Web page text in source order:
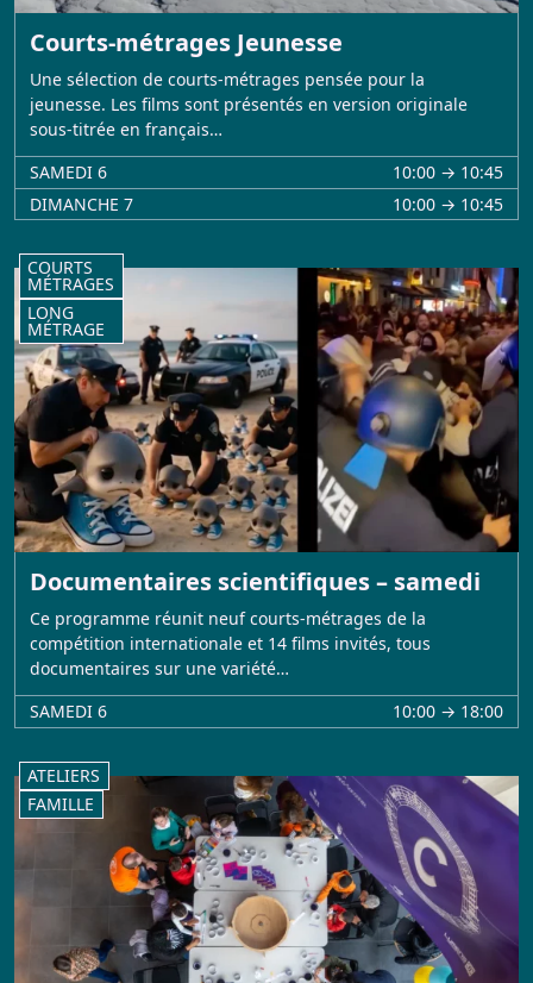
Courts-métrages Jeunesse
Une sélection de courts-métrages pensée pour la
jeunesse. Les films sont présentés en version originale
sous-titrée en français…
SAMEDI 6
10:00 → 10:45
DIMANCHE 7
10:00 → 10:45
COURTS
MÉTRAGES
LONG
MÉTRAGE
Documentaires scientifiques – samedi
Ce programme réunit neuf courts-métrages de la
compétition internationale et 14 films invités, tous
documentaires sur une variété…
SAMEDI 6
10:00 → 18:00
ATELIERS
FAMILLE